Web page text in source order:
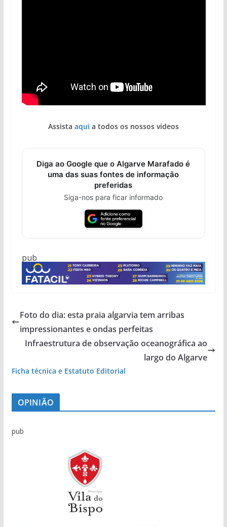
Assista aqui a todos os nossos vídeos
Diga ao Google que o Algarve Marafado é
uma das suas fontes de informação
preferidas
Siga-nos para ficar informado
pub
Foto do dia: esta praia algarvia tem arribas
impressionantes e ondas perfeitas
Infraestrutura de observação oceanográfica ao
largo do Algarve
Ficha técnica e Estatuto Editorial
OPINIÃO
pub